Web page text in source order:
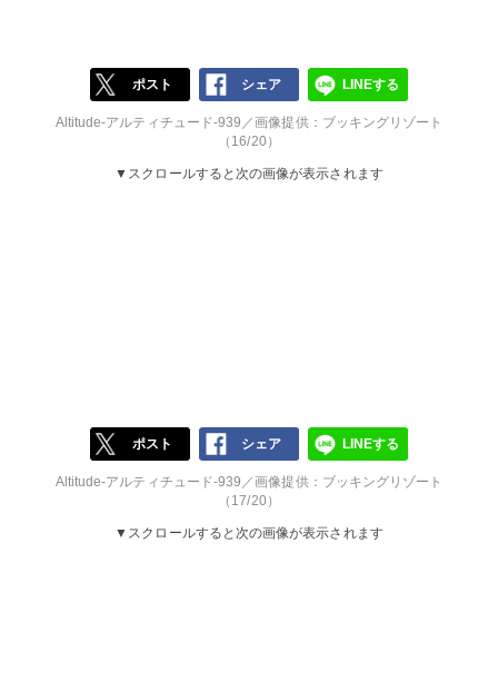
ポスト シェア LINEする
Altitude-アルティチュード-939／画像提供：ブッキングリゾート
（16/20）
▼スクロールすると次の画像が表示されます
ポスト シェア LINEする
Altitude-アルティチュード-939／画像提供：ブッキングリゾート
（17/20）
▼スクロールすると次の画像が表示されます